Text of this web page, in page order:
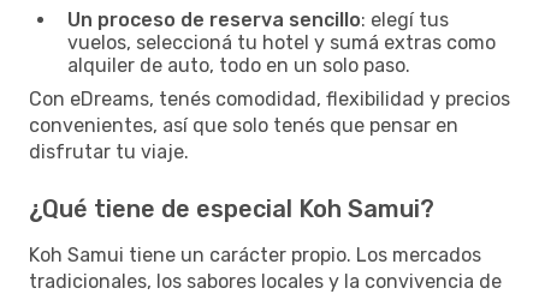
Un proceso de reserva sencillo: elegí tus
vuelos, seleccioná tu hotel y sumá extras como
alquiler de auto, todo en un solo paso.
Con eDreams, tenés comodidad, flexibilidad y precios
convenientes, así que solo tenés que pensar en
disfrutar tu viaje.
¿Qué tiene de especial Koh Samui?
Koh Samui tiene un carácter propio. Los mercados
tradicionales, los sabores locales y la convivencia de